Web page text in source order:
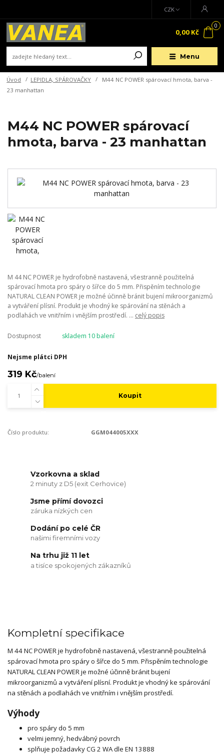
Menu
CZK
0
0,00 Kč
Úvod LEPIDLA, SPÁROVAČKY
M44 NC POWER spárovací hmota, barva -
23 manhattan
M44 NC POWER spárovací
hmota, barva - 23 manhattan
M 44 NC POWER je hydrofobně nastavená, všestranně použitelná
spárovací hmota pro spáry o šířce do 5 mm. Přispěním technologie
NATURAL CLEAN POWER je možné účinně bránit bujení mikroorganizmů
a vytváření plísní. Produkt je vhodný ke spárování na stěnách a
podlahách ve vnitřním i vnějším prostředí. ... celý popis
Dostupnost skladem 10 balení
Nejsme plátci DPH
319 Kč/balení
Koupit
Číslo produktu: GGM044005XXX
Vzorkovna a sklad
2 minuty z D5 (exit Cerhovice)
Jsme přímí dovozci
záruka nízkých cen
Dodání po celé ČR
našimi firemními vozy
Na trhu již 11 let
a tisíce spokojených zákazníků
Kompletní specifikace
M 44 NC POWER je hydrofobně nastavená, všestranně použitelná
spárovací hmota pro spáry o šířce do 5 mm. Přispěním technologie
NATURAL CLEAN POWER je možné účinně bránit bujení
mikroorganizmů a vytváření plísní. Produkt je vhodný ke spárování
na stěnách a podlahách ve vnitřním i vnějším prostředí.
Výhody
pro spáry do 5 mm
velmi jemný, hedvábný povrch
splňuje požadavky CG 2 WA dle EN 13888